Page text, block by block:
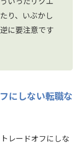
り、いぶかし
に要注意です
にしない転職な
レードオフにしな